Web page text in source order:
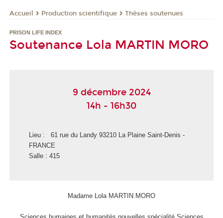
Accueil Production scientifique Thèses soutenues
PRISON LIFE INDEX
Soutenance Lola MARTIN MORO
9 décembre 2024
14h - 16h30
Lieu : 61 rue du Landy 93210 La Plaine Saint-Denis -
FRANCE
Salle : 415
Madame Lola MARTIN MORO